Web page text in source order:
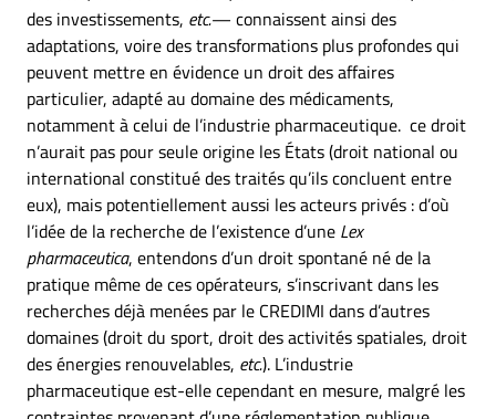
des investissements, etc.— connaissent ainsi des
adaptations, voire des transformations plus profondes qui
peuvent mettre en évidence un droit des affaires
particulier, adapté au domaine des médicaments,
notamment à celui de l’industrie pharmaceutique. ce droit
n’aurait pas pour seule origine les États (droit national ou
international constitué des traités qu’ils concluent entre
eux), mais potentiellement aussi les acteurs privés : d’où
l’idée de la recherche de l’existence d’une Lex
pharmaceutica, entendons d’un droit spontané né de la
pratique même de ces opérateurs, s’inscrivant dans les
recherches déjà menées par le CREDIMI dans d’autres
domaines (droit du sport, droit des activités spatiales, droit
des énergies renouvelables, etc.). L’industrie
pharmaceutique est-elle cependant en mesure, malgré les